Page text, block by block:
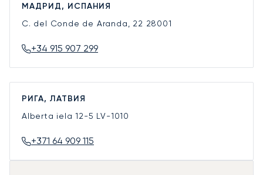
МАДРИД, ИСПАНИЯ
C. del Conde de Aranda, 22 28001
+34 915 907 299
РИГА, ЛАТВИЯ
Alberta iela 12-5 LV-1010
+371 64 909 115